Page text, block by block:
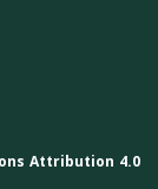
Attribution 4.0